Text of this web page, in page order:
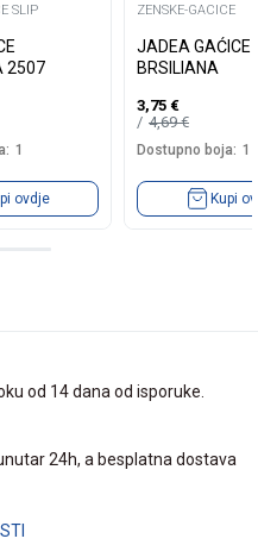
SLIP
2507
1
ovdje
ZENSKE-GACICE
JADEA GAĆICE
BRSILIANA
3,75 €
4,69€
Dostupno boja: 1
Kupi
od 14 dana od isporuke.
24h, a besplatna dostava